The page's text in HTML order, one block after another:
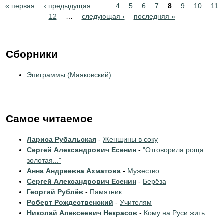
Pages
« первая ‹ предыдущая 4 5 6 7 8 9 10
11
12
следующая › последняя »
Сборники
Эпиграммы (Маяковский)
Самое читаемое
Лариса Рубальская - Женщины в соку
Сергей Александрович Есенин - "Отговорила роща
золотая..."
Анна Андреевна Ахматова - Мужество
Сергей Александрович Есенин - Берёза
Георгий Рублёв - Памятник
Роберт Рождественский - Учителям
Николай Алексеевич Некрасов - Кому на Руси жить